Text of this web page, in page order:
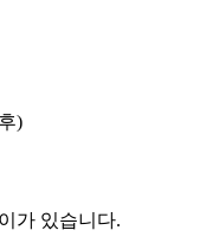
)
가 있습니다.